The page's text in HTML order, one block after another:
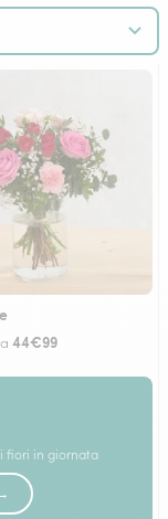
44€99
fiori in giornata